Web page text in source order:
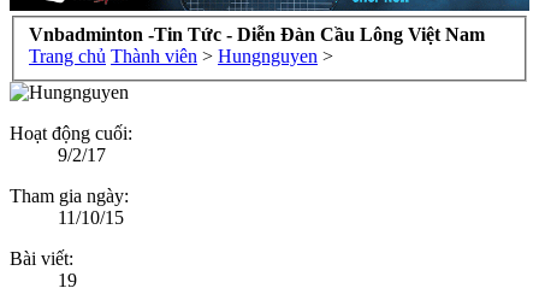
Vnbadminton -Tin Tức - Diễn Đàn Cầu Lông Việt Nam
Trang chủ Thành viên > Hungnguyen >
Hoạt động cuối:
9/2/17
Tham gia ngày:
11/10/15
Bài viết:
19